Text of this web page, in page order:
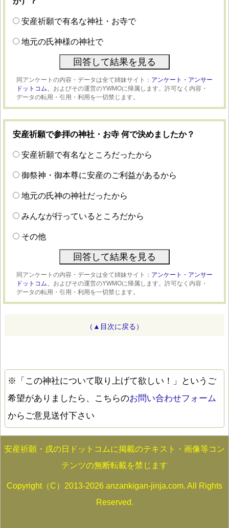
安産祈願で有名な神社・お寺で
地元の氏神様の神社で
同アンケートの内容・データは全て姉妹サイト： アンケート・アンサー
ドットコム、 およびその運営のYWMOに帰属します。許可なく内容・
データの転用・引用・利用を一切禁じます。
安産祈願で参拝の神社・お寺 何で決めましたか？
安産祈願で有名なところだったから
御祭神・御本尊に安産のご利益があるから
地元の氏神の神社だったから
みんなが行っているところだから
その他
同アンケートの内容・データは全て姉妹サイト： アンケート・アンサー
ドットコム、 およびその運営のYWMOに帰属します。許可なく内容・
データの転用・引用・利用を一切禁じます。
（▲目次に戻る）
※「この神社について取り上げて欲しい！」というご
希望がありましたら、こちらのお問い合わせフォーム
からご意見送付下さい
安産祈願・戌の日ドットコムに掲載のテキスト・画像等コン
テンツの無断転載を禁じます
Copyright（C）2013-2026 anzankigan-jinja.com. All Rights
Reserved.